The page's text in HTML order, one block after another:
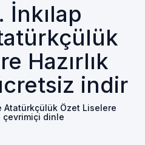
İnkılap
Hazırlık
indir
Atatürkçülük Özet Liselere
çevrimiçi dinle